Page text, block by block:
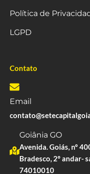
Política de
LGPD
Contato
Email
Goiânia GO
Avenida. Goiás, nº
Bradesco, 2º andar-
74010010